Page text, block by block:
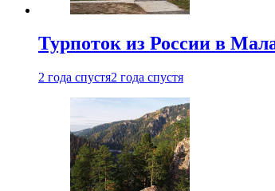
Турпоток из России в
2 года спустя2 года спустя